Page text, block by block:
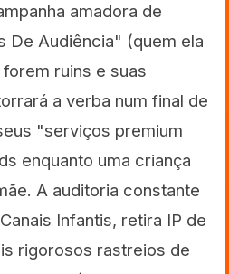
amadora de
De Audiência" (quem ela
ruins e suas
a verba num final de
"serviços premium
enquanto uma criança
A auditoria constante
Infantis, retira IP de
rigorosos rastreios de